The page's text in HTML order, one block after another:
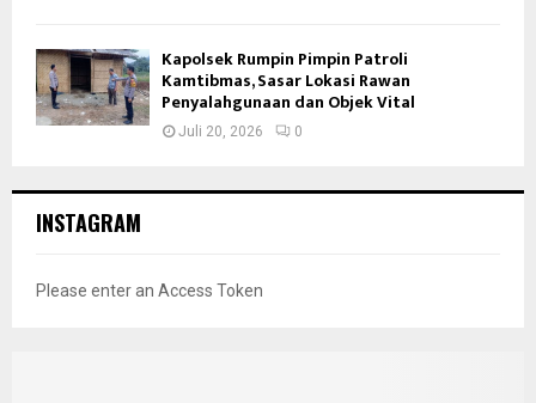
Kapolsek Rumpin Pimpin Patroli
Kamtibmas, Sasar Lokasi Rawan
Penyalahgunaan dan Objek Vital
Juli 20, 2026 0
INSTAGRAM
Please enter an Access Token